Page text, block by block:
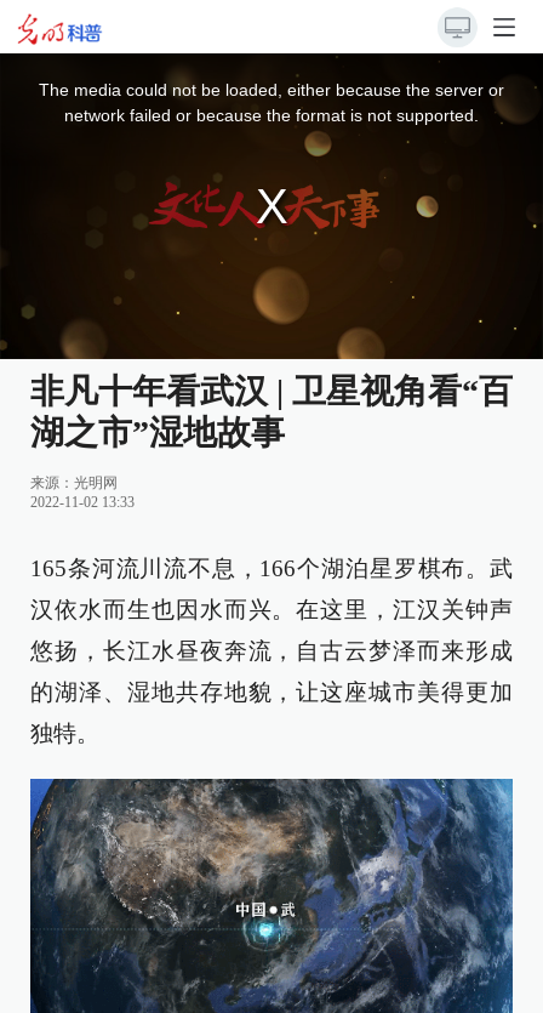
The media could not be loaded, either because the server or
network failed or because the format is not supported.
非凡十年看武汉 | 卫星视角看“百
湖之市”湿地故事
来源： 光明网
2022-11-02 13:33
165条河流川流不息，166个湖泊星罗棋布。武
汉依水而生也因水而兴。在这里，江汉关钟声
悠扬，长江水昼夜奔流，自古云梦泽而来形成
的湖泽、湿地共存地貌，让这座城市美得更加
独特。